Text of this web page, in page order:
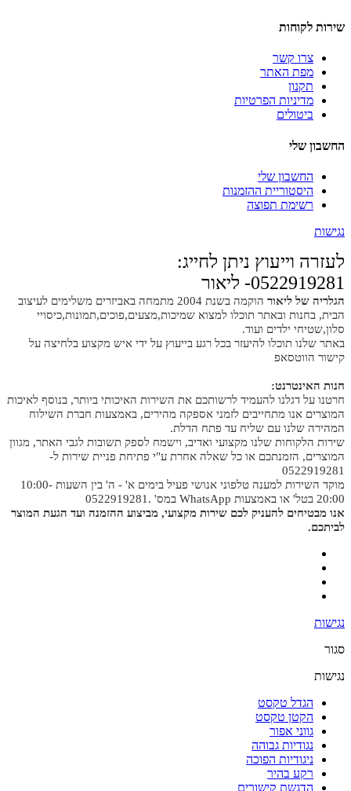
שירות לקוחות
צרו קשר
מפת האתר
תקנון
מדיניות הפרטיות
ביטולים
החשבון שלי
החשבון שלי
היסטוריית ההזמנות
רשימת תפוצה
נגישות
לעזרה וייעוץ ניתן לחייג:
0522919281- ליאור
הגלריה של ליאור
הוקמה בשנת 2004 מתמחה באביזרים משלימים לעיצוב
הבית, בחנות ובאתר תוכלו למצוא שמיכות,מצעים,פוכים,תמונות,כיסויי
סלון,שטיחי ילדים ועוד.
באתר שלנו תוכלו להיעזר בכל רגע בייעוץ על ידי איש מקצוע בלחיצה על
קישור הווטסאפ
חנות האינטרנט:
חרטנו על דגלנו להעמיד לרשותכם את השירות האיכותי ביותר, בנוסף לאיכות
המוצרים אנו מתחייבים לזמני אספקה מהירים, באמצעות חברת השילוח
המהירה שלנו עם שליח עד פתח הדלת.
שירות הלקוחות שלנו מקצועי ואדיב, וישמח לספק תשובות לגבי האתר, מגוון
המוצרים, הזמנתכם או כל שאלה אחרת ע"י פתיחת פניית שירות ל-
0522919281
מוקד השירות למענה טלפוני אנושי פעיל בימים א' - ה' בין השעות 10:00-
20:00 בטל' או באמצעות WhatsApp במס' .0522919281
אנו מבטיחים להעניק לכם שירות מקצועי, מביצוע ההזמנה ועד הגעת המוצר
לביתכם.
נגישות
סגור
נגישות
הגדל טקסט
הקטן טקסט
גווני אפור
נגודיות גבוהה
ניגודיות הפוכה
רקע בהיר
הדגשת קישורים